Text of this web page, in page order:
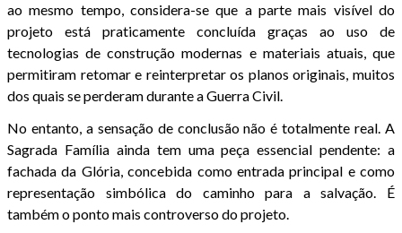
ao mesmo tempo, considera-se que a parte mais visível do
projeto está praticamente concluída graças ao uso de
tecnologias de construção modernas e materiais atuais, que
permitiram retomar e reinterpretar os planos originais, muitos
dos quais se perderam durante a Guerra Civil.
No entanto, a sensação de conclusão não é totalmente real. A
Sagrada Família ainda tem uma peça essencial pendente: a
fachada da Glória, concebida como entrada principal e como
representação simbólica do caminho para a salvação. É
também o ponto mais controverso do projeto.